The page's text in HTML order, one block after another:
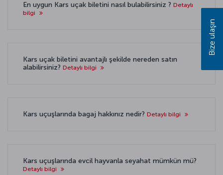
En uygun Kars uçak biletini nasıl bulabilirsiniz ? Detaylı
bilgi
Kars uçak biletini avantajlı şekilde nereden satın
alabilirsiniz? Detaylı bilgi
Kars uçuşlarında bagaj hakkınız nedir? Detaylı bilgi
Kars uçuşlarında evcil hayvanla seyahat mümkün mü?
Detaylı bilgi
Bize ulaşın